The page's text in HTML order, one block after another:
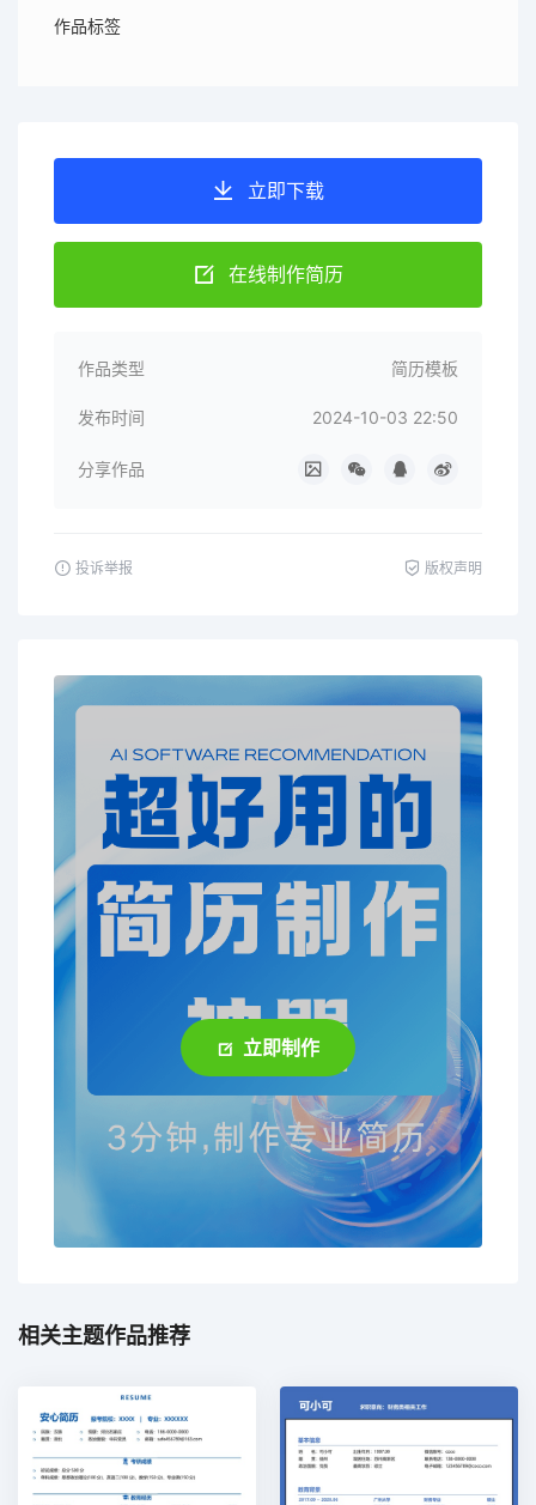
作品标签
立即下载
在线制作简历
作品类型 简历模板
发布时间 2024-10-03 22:50
分享作品
投诉举报 版权声明
立即制作
相关主题作品推荐